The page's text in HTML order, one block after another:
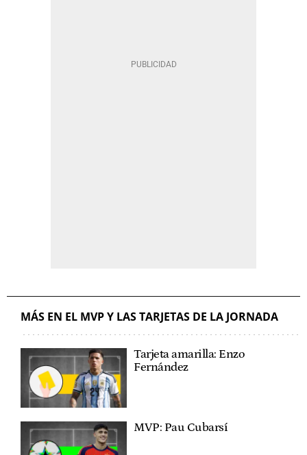
MÁS EN EL MVP Y LAS TARJETAS DE LA JORNADA
Tarjeta amarilla: Enzo
Fernández
MVP: Pau Cubarsí